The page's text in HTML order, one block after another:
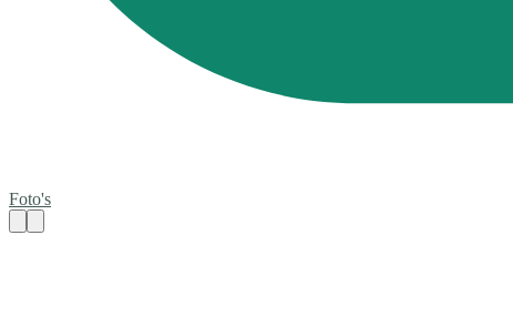
Foto's